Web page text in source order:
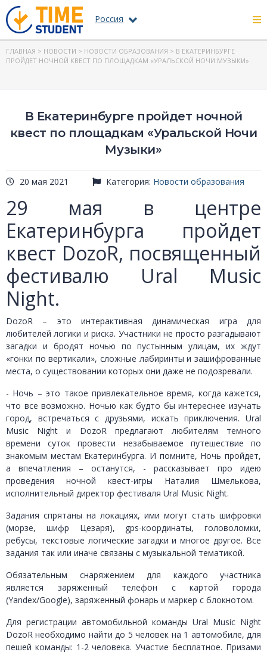
Россия
ГЛАВНАЯ > НОВОСТИ > НОВОСТИ ОБРАЗОВАНИЯ > В ЕКАТЕРИНБУРГЕ
ПРОЙДЕТ НОЧНОЙ КВЕСТ ПО ПЛОЩАДКАМ «УРАЛЬСКОЙ НОЧИ МУЗЫКИ»
В Екатеринбурге пройдет ночной
квест по площадкам «Уральской Ночи
Музыки»
20 мая 2021 Категория: Новости образования
29 мая в центре
Екатеринбурга пройдет
квест DozoR, посвященный
фестивалю Ural Music
Night.
DozoR – это интерактивная динамическая игра для
любителей логики и риска. Участники не просто разгадывают
загадки и бродят ночью по пустынным улицам, их ждут
«гонки по вертикали», сложные лабиринты и зашифрованные
места, о существовании которых они даже не подозревали.
- Ночь – это такое привлекательное время, когда кажется,
что все возможно. Ночью как будто бы интереснее изучать
город, встречаться с друзьями, искать приключения. Ural
Music Night и DozoR предлагают любителям темного
времени суток провести незабываемое путешествие по
знакомым местам Екатеринбурга. И помните, Ночь пройдет,
а впечатления – останутся, - рассказывает про идею
проведения ночной квест-игры Наталия Шмелькова,
исполнительный директор фестиваля Ural Music Night.
Задания спрятаны на локациях, ими могут стать шифровки
(морзе, шифр Цезаря), gps-координаты, головоломки,
ребусы, текстовые логические загадки и многое другое. Все
задания так или иначе связаны с музыкальной тематикой.
Обязательным снаряжением для каждого участника
является заряженный телефон с картой города
(Yandex/Google), заряженный фонарь и маркер с блокнотом.
Для регистрации автомобильной команды Ural Music Night
DozoR необходимо найти до 5 человек на 1 автомобиле, для
пешей команды: 1-2 человека. Участие бесплатное. Призами